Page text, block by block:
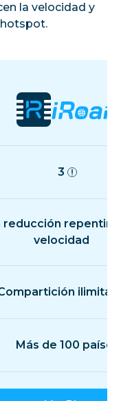
la velocidad y
3
reducción
velocidad
Más de 100 países